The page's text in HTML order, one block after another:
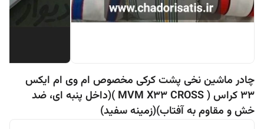
چادر ماشین نخی پشت کرکی مخصوص ام وی ام ایکس
33 کراس ( MVM X33 CROSS )(داخل پنبه ای، ضد
خش و مقاوم به آفتاب)(زمینه سفید)